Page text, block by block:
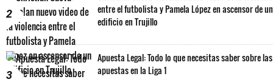
2
entre el futbolista y Pamela López en ascensor de un
edificio en Trujillo
3
Apuesta Legal: Todo lo que necesitas saber sobre las
apuestas en la Liga 1